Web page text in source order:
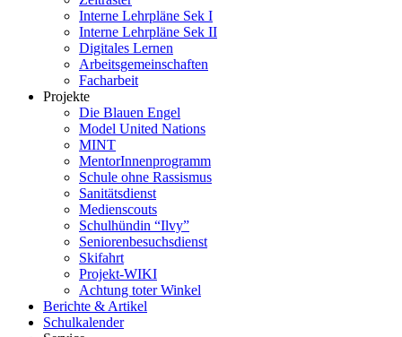
Interne Lehrpläne Sek I
Interne Lehrpläne Sek II
Digitales Lernen
Arbeitsgemeinschaften
Facharbeit
Projekte
Die Blauen Engel
Model United Nations
MINT
MentorInnenprogramm
Schule ohne Rassismus
Sanitätsdienst
Medienscouts
Schulhündin “Ilvy”
Seniorenbesuchsdienst
Skifahrt
Projekt-WIKI
Achtung toter Winkel
Berichte & Artikel
Schulkalender